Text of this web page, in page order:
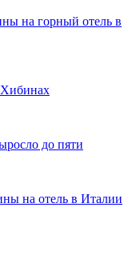
на горный отель в
Хибинах
до пяти
на отель в Италии